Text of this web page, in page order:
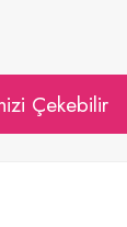
Çekebilir